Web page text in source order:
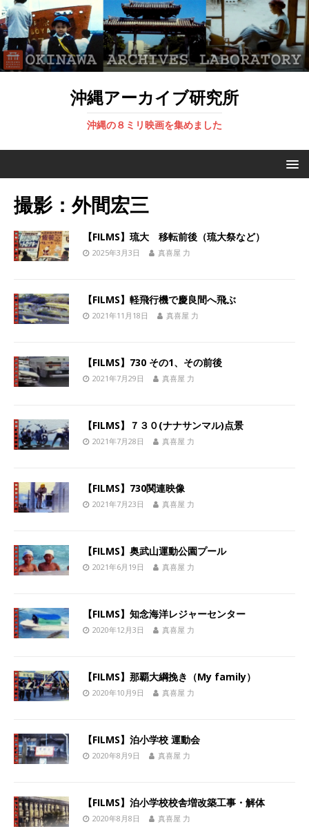
沖縄アーカイブ研究所
沖縄の８ミリ映画を集めました
撮影：外間宏三
【FILMS】琉大 移転前後（琉大祭など）
2025年3月3日 真喜屋 力
【FILMS】軽飛行機で慶良間へ飛ぶ
2021年11月18日 真喜屋 力
【FILMS】730 その1、その前後
2021年7月29日 真喜屋 力
【FILMS】７３０(ナナサンマル)点景
2021年7月28日 真喜屋 力
【FILMS】730関連映像
2021年7月23日 真喜屋 力
【FILMS】奥武山運動公園プール
2021年6月19日 真喜屋 力
【FILMS】知念海洋レジャーセンター
2020年12月3日 真喜屋 力
【FILMS】那覇大綱挽き（My family）
2020年10月9日 真喜屋 力
【FILMS】泊小学校 運動会
2020年8月9日 真喜屋 力
【FILMS】泊小学校校舎増改築工事・解体
2020年8月8日 真喜屋 力